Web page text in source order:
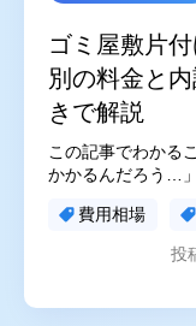
茨城県
ゴミ屋敷片
別の料金と
きで解説
この記事でわかる
かかるんだろう…
費用相場
投